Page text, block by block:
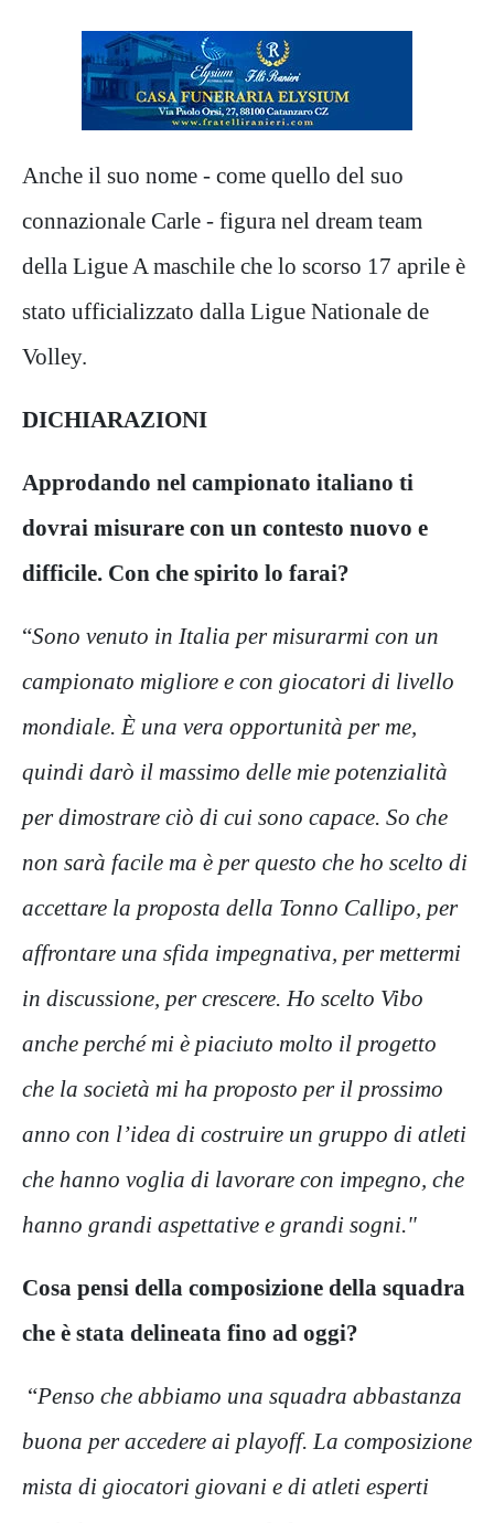
Anche il suo nome - come quello del suo
connazionale Carle - figura nel dream team
della Ligue A maschile che lo scorso 17 aprile è
stato ufficializzato dalla Ligue Nationale de
Volley.
DICHIARAZIONI
Approdando nel campionato italiano ti
dovrai misurare con un contesto nuovo e
difficile. Con che spirito lo farai?
“Sono venuto in Italia per misurarmi con un
campionato migliore e con giocatori di livello
mondiale. È una vera opportunità per me,
quindi darò il massimo delle mie potenzialità
per dimostrare ciò di cui sono capace. So che
non sarà facile ma è per questo che ho scelto di
accettare la proposta della Tonno Callipo, per
affrontare una sfida impegnativa, per mettermi
in discussione, per crescere. Ho scelto Vibo
anche perché mi è piaciuto molto il progetto
che la società mi ha proposto per il prossimo
anno con l’idea di costruire un gruppo di atleti
che hanno voglia di lavorare con impegno, che
hanno grandi aspettative e grandi sogni."
Cosa pensi della composizione della squadra
che è stata delineata fino ad oggi?
“Penso che abbiamo una squadra abbastanza
buona per accedere ai playoff. La composizione
mista di giocatori giovani e di atleti esperti